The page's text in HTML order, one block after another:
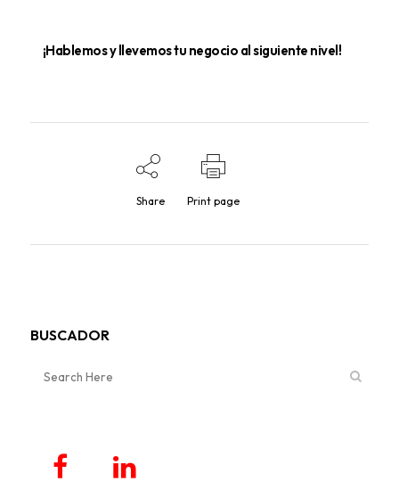
¡Hablemos y llevemos tu negocio al siguiente nivel!
Share Print page
BUSCADOR